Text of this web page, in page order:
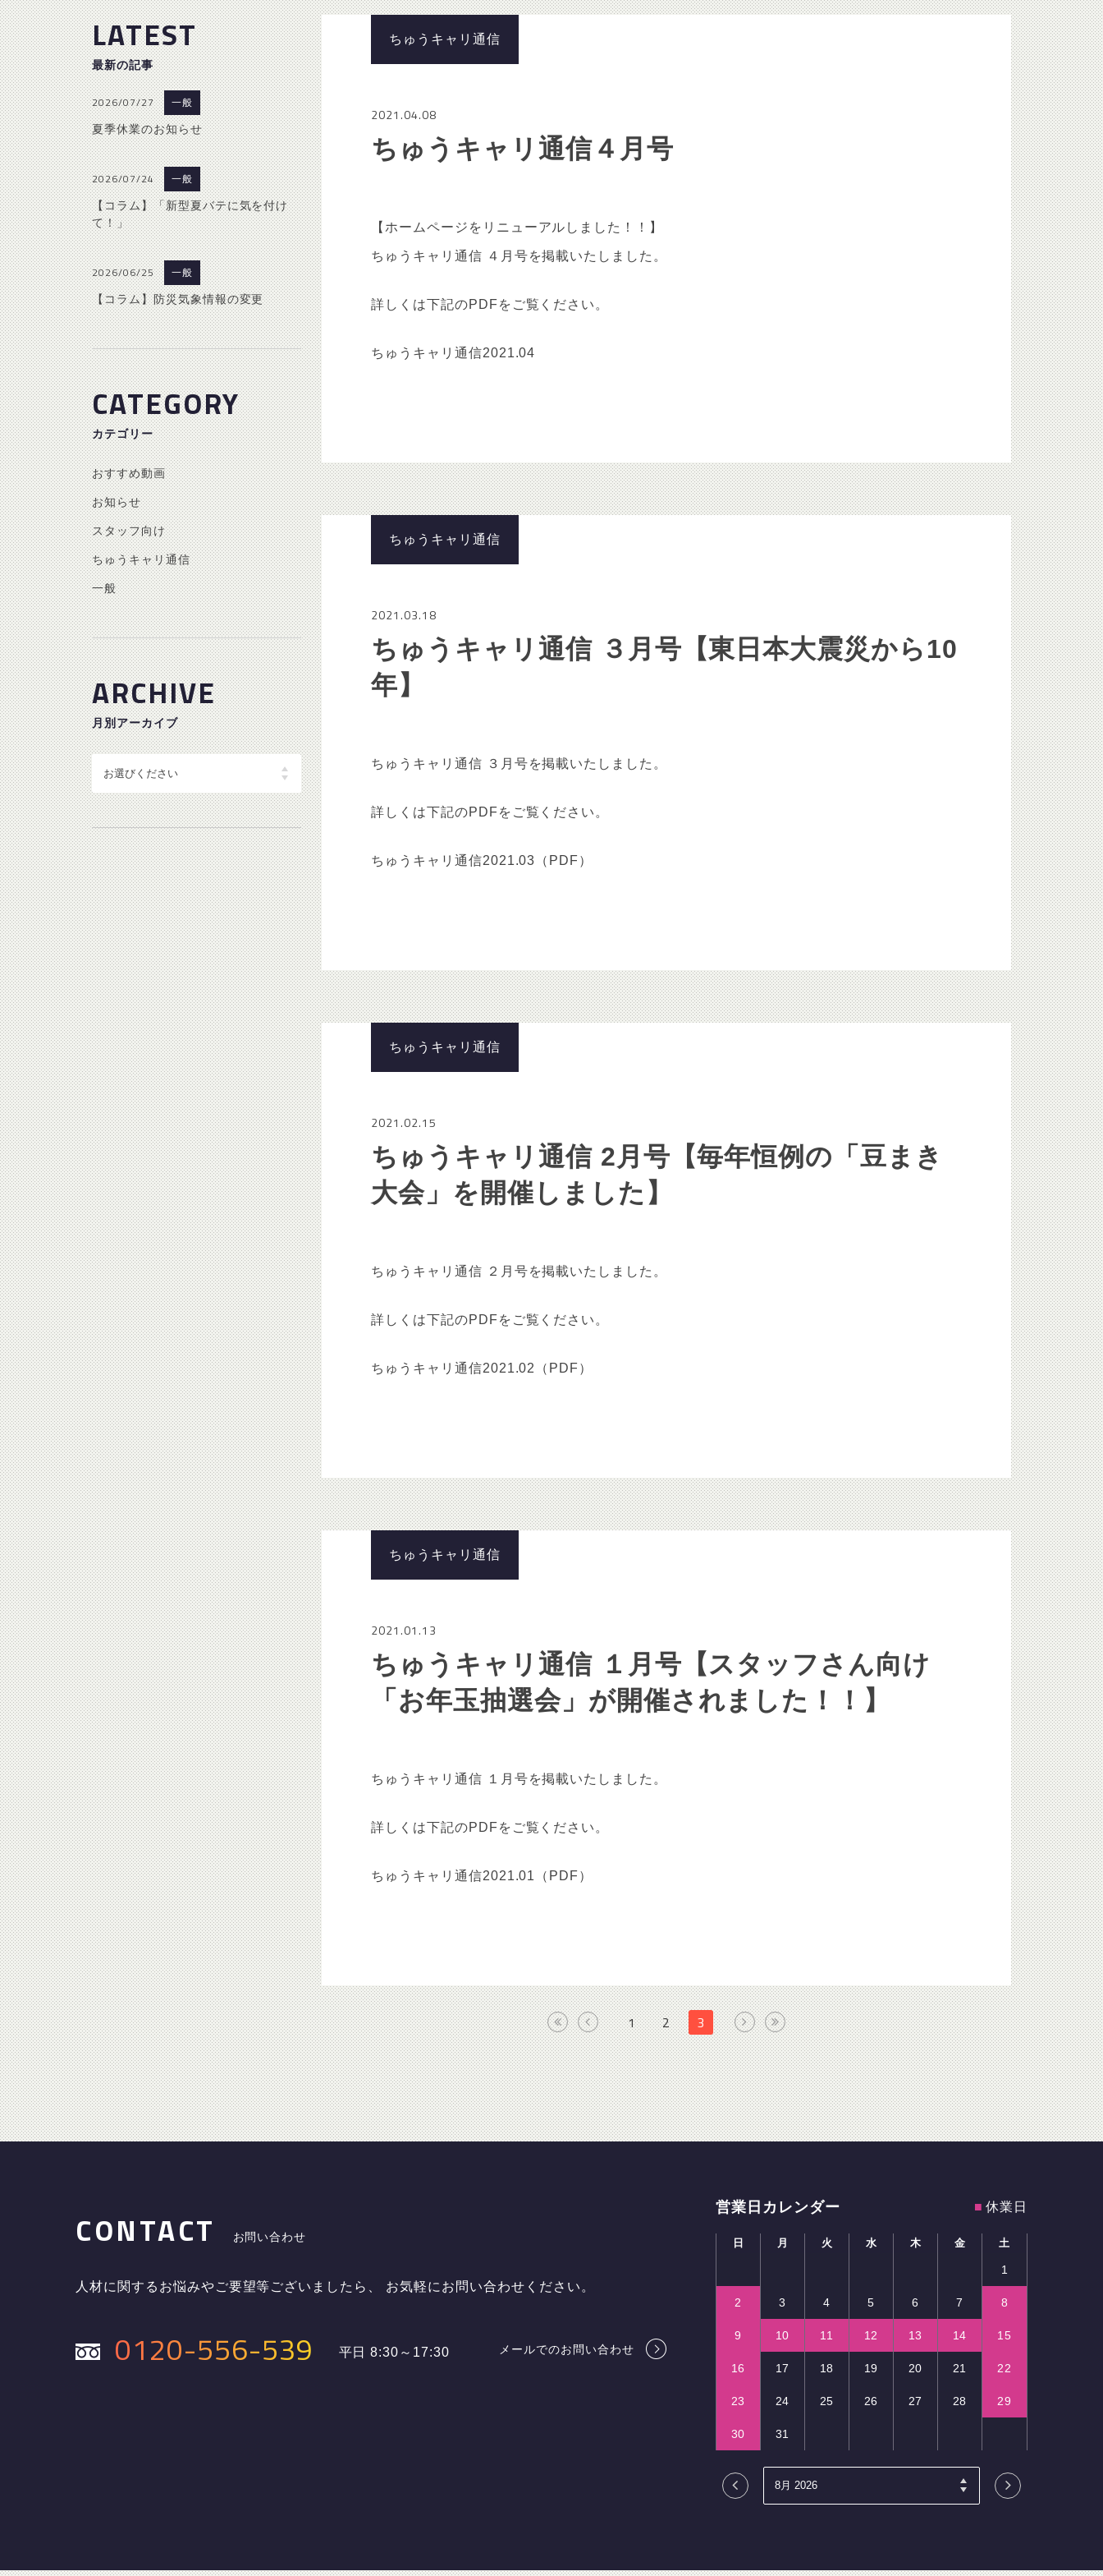
LATEST
最新の記事
2026/07/27 一般
夏季休業のお知らせ
2026/07/24 一般
【コラム】「新型夏バテに気を付け
て！」
2026/06/25 一般
【コラム】防災気象情報の変更
CATEGORY
カテゴリー
おすすめ動画
お知らせ
スタッフ向け
ちゅうキャリ通信
一般
ARCHIVE
月別アーカイブ
ちゅうキャリ通信
2021.04.08
ちゅうキャリ通信４月号
【ホームページをリニューアルしました！！】
ちゅうキャリ通信 ４月号を掲載いたしました。
詳しくは下記のPDFをご覧ください。
ちゅうキャリ通信2021.04
ちゅうキャリ通信
2021.03.18
ちゅうキャリ通信 ３月号【東日本大震災から10
年】
ちゅうキャリ通信 ３月号を掲載いたしました。
詳しくは下記のPDFをご覧ください。
ちゅうキャリ通信2021.03（PDF）
ちゅうキャリ通信
2021.02.15
ちゅうキャリ通信 2月号【毎年恒例の「豆まき
大会」を開催しました】
ちゅうキャリ通信 ２月号を掲載いたしました。
詳しくは下記のPDFをご覧ください。
ちゅうキャリ通信2021.02（PDF）
ちゅうキャリ通信
2021.01.13
ちゅうキャリ通信 １月号【スタッフさん向け
「お年玉抽選会」が開催されました！！】
ちゅうキャリ通信 １月号を掲載いたしました。
詳しくは下記のPDFをご覧ください。
ちゅうキャリ通信2021.01（PDF）
1 2 3
CONTACT お問い合わせ
人材に関するお悩みやご要望等ございましたら、 お気軽にお問い合わせください。
0120-556-539 平日 8:30～17:30 メールでのお問い合わせ
営業日カレンダー ■ 休業日
日 月 火 水 木 金 土
1
2 3 4 5 6 7 8
9 10 11 12 13 14 15
16 17 18 19 20 21 22
23 24 25 26 27 28 29
30 31